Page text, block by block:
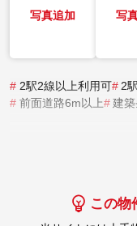
写真追加 写
# 2駅2線以上利用可# 2
# 前面道路6m以上# 建
この物